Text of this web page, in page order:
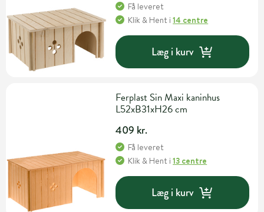
Få leveret
Klik & Hent i14 centre
Læg i kurv
Ferplast Sin Maxi kaninhus
L52xB31xH26 cm
409 kr.
Få leveret
Klik & Hent i13 centre
Læg i kurv